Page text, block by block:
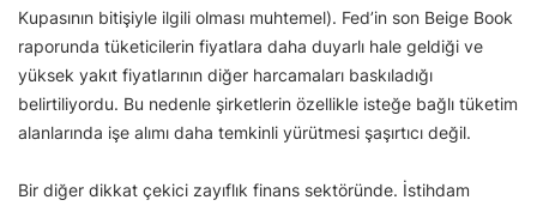
Kupasının bitişiyle ilgili olması muhtemel). Fed’in son Beige Book
raporunda tüketicilerin fiyatlara daha duyarlı hale geldiği ve
yüksek yakıt fiyatlarının diğer harcamaları baskıladığı
belirtiliyordu. Bu nedenle şirketlerin özellikle isteğe bağlı tüketim
alanlarında işe alımı daha temkinli yürütmesi şaşırtıcı değil.
Bir diğer dikkat çekici zayıflık finans sektöründe. İstihdam